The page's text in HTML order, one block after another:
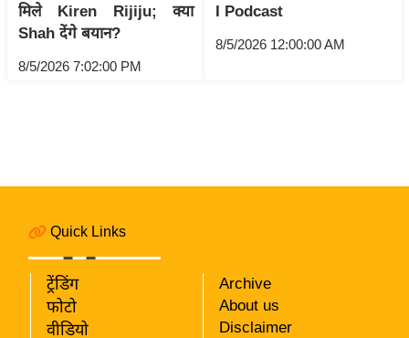
L
k
न
भा
चु
ना
मिले Kiren Rijiju; क्या
Shah देंगे बयान?
8/5/2026 7:02:00 PM
I Podcast
8/5/2026 12:00:00 AM
Quick Links
ट्रेंडिंग
फोटो
वीडियो
Archive
About us
Disclaimer